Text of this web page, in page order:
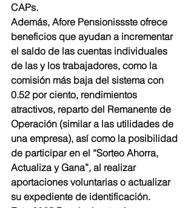
CAPs.
Además, Afore Pensionissste ofrece
beneficios que ayudan a incrementar
el saldo de las cuentas individuales
de las y los trabajadores, como la
comisión más baja del sistema con
0.52 por ciento, rendimientos
atractivos, reparto del Remanente de
Operación (similar a las utilidades de
una empresa), así como la posibilidad
de participar en el “Sorteo Ahorra,
Actualiza y Gana”, al realizar
aportaciones voluntarias o actualizar
su expediente de identificación.